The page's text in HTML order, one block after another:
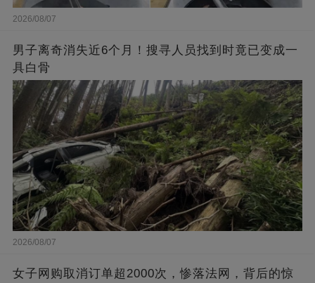
2026/08/07
男子离奇消失近6个月！搜寻人员找到时竟已变成一
具白骨
2026/08/07
女子网购取消订单超2000次，惨落法网，背后的惊